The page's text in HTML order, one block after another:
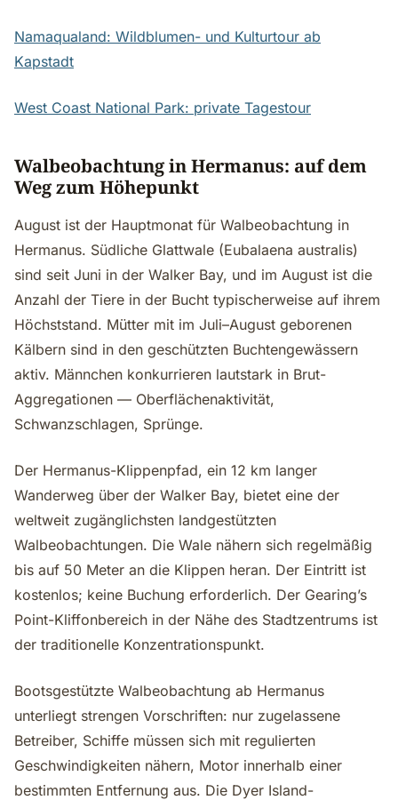
Namaqualand: Wildblumen- und Kulturtour ab
Kapstadt
West Coast National Park: private Tagestour
Walbeobachtung in Hermanus: auf dem
Weg zum Höhepunkt
August ist der Hauptmonat für Walbeobachtung in
Hermanus. Südliche Glattwale (Eubalaena australis)
sind seit Juni in der Walker Bay, und im August ist die
Anzahl der Tiere in der Bucht typischerweise auf ihrem
Höchststand. Mütter mit im Juli–August geborenen
Kälbern sind in den geschützten Buchtengewässern
aktiv. Männchen konkurrieren lautstark in Brut-
Aggregationen — Oberflächenaktivität,
Schwanzschlagen, Sprünge.
Der Hermanus-Klippenpfad, ein 12 km langer
Wanderweg über der Walker Bay, bietet eine der
weltweit zugänglichsten landgestützten
Walbeobachtungen. Die Wale nähern sich regelmäßig
bis auf 50 Meter an die Klippen heran. Der Eintritt ist
kostenlos; keine Buchung erforderlich. Der Gearing’s
Point-Kliffonbereich in der Nähe des Stadtzentrums ist
der traditionelle Konzentrationspunkt.
Bootsgestützte Walbeobachtung ab Hermanus
unterliegt strengen Vorschriften: nur zugelassene
Betreiber, Schiffe müssen sich mit regulierten
Geschwindigkeiten nähern, Motor innerhalb einer
bestimmten Entfernung aus. Die Dyer Island-